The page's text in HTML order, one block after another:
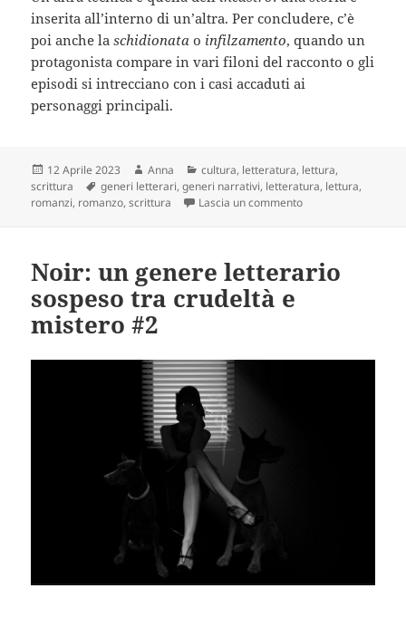
inserita all’interno di un’altra. Per concludere, c’è
poi anche laschidionatao infilzamento, quando un
protagonista compare in vari filoni del racconto o gli
episodi si intrecciano con i casi accaduti ai
personaggi principali.
Scritto
il
12 Aprile 2023 Autore
Anna Categorie
cultura, letteratura, lettura,
scrittura
Tag
generi letterari,generi narrativi, letteratura, lettura,
romanzi, romanzo,scrittura Lascia un commentosu Il Romanzo, un
Noir: un genere letterario
sospeso tra crudeltà e
mistero #2